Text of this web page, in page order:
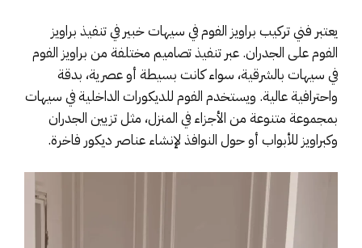
يعتبر فني تركيب براويز الفوم في سيهات خبير في تنفيذ براويز
الفوم على الجدران. عبر تنفيذ تصاميم مختلفة من براويز الفوم
في سيهات بالشرقية، سواء كانت بسيطة أو عصرية، بدقة
واحترافية عالية. ويستخدم الفوم للديكورات الداخلية في سيهات
بمجموعة متنوعة من الأجزاء في المنزل، مثل تزيين الجدران
وكبراويز للأبواب أو حول النوافذ لإنشاء عناصر ديكور فاخرة.